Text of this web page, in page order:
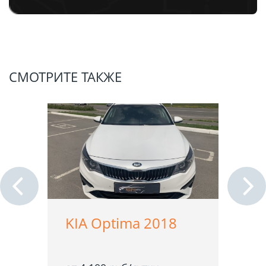
СМОТРИТЕ ТАКЖЕ
KIA Optima 2018